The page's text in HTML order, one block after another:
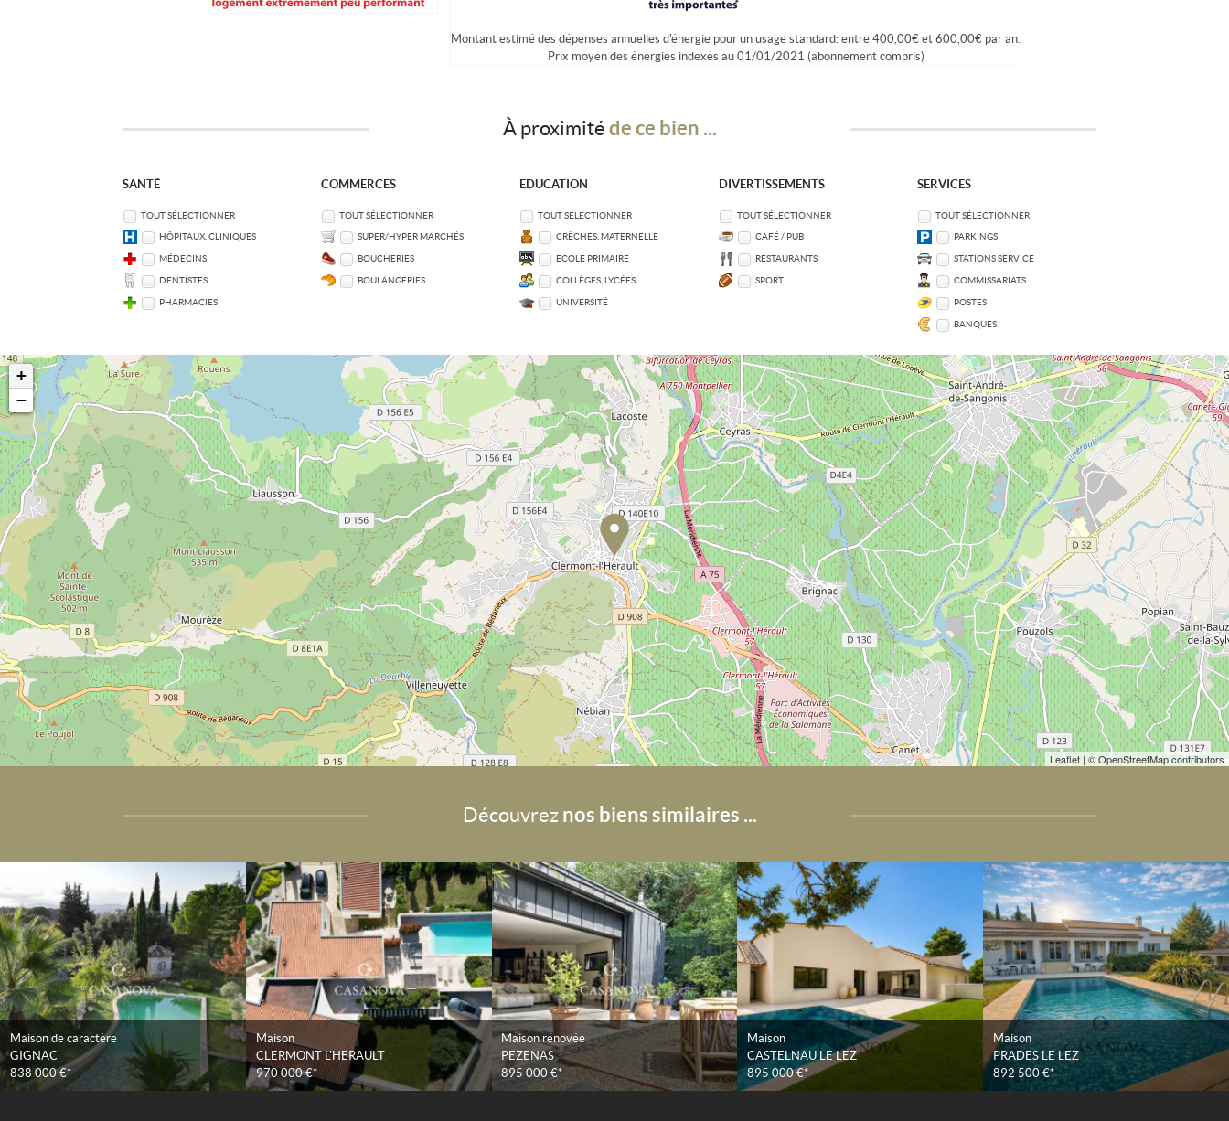
Montant estimé des dépenses annuelles d'énergie pour un usage standard: entre 400,00€ et 600,00€ par an.
Prix moyen des énergies indexés au 01/01/2021 (abonnement compris)
À proximité de ce bien ...
SANTÉ
TOUT SÉLECTIONNER
HÔPITAUX, CLINIQUES
MÉDECINS
DENTISTES
PHARMACIES
COMMERCES
TOUT SÉLECTIONNER
SUPER/HYPER MARCHÉS
BOUCHERIES
BOULANGERIES
EDUCATION
TOUT SÉLECTIONNER
CRÈCHES, MATERNELLE
ECOLE PRIMAIRE
COLLÈGES, LYCÉES
UNIVERSITÉ
DIVERTISSEMENTS
TOUT SÉLECTIONNER
CAFÉ / PUB
RESTAURANTS
SPORT
SERVICES
TOUT SÉLECTIONNER
PARKINGS
STATIONS SERVICE
COMMISSARIATS
POSTES
BANQUES
+
−
Leaflet | © OpenStreetMap contributors
Découvrez nos biens similaires ...
Maison de caractère
GIGNAC
838 000 €*
Maison
CLERMONT L'HERAULT
970 000 €*
Maison rénovée
PEZENAS
895 000 €*
Maison
CASTELNAU LE LEZ
895 000 €*
Maison
PRADES LE LEZ
892 500 €*